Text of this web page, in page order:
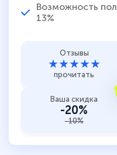
Возможность
13%
Отзывы
★★★★★
прочитать
Ваша скидка
-20%
-10%